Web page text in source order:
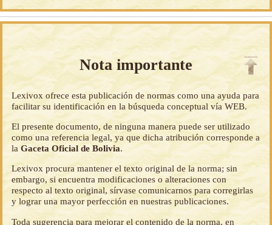
Nota importante
Lexivox ofrece esta publicación de normas como una ayuda para
facilitar su identificación en la búsqueda conceptual vía WEB.
El presente documento, de ninguna manera puede ser utilizado
como una referencia legal, ya que dicha atribución corresponde a
laGaceta Oficial de Bolivia.
Lexivox procura mantener el texto original de la norma; sin
embargo, si encuentra modificaciones o alteraciones con
respecto al texto original, sírvase comunicarnos para corregirlas
y lograr una mayor perfección en nuestras publicaciones.
Toda sugerencia para mejorar el contenido de la norma, en